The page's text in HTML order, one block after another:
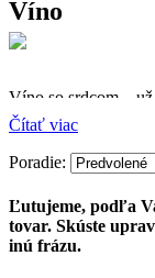
Víno
Víno so srdcom –
Firma Ostrožovič
slovenskom Tokaji.
priniesli na
Furmint, Lipovina a
spracúvame
Čítať viac
Poradie:
Ľutujeme, podľa
tovar. Skúste
inú frázu.